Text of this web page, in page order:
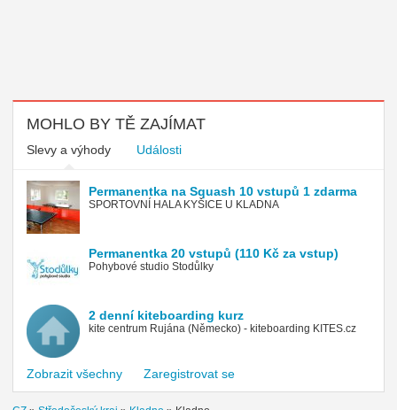
MOHLO BY TĚ ZAJÍMAT
Slevy a výhody Události
Permanentka na Squash 10 vstupů 1 zdarma
SPORTOVNÍ HALA KYŠICE U KLADNA
Permanentka 20 vstupů (110 Kč za vstup)
Pohybové studio Stodůlky
2 denní kiteboarding kurz
kite centrum Rujána (Německo) - kiteboarding KITES.cz
Zobrazit všechny Zaregistrovat se